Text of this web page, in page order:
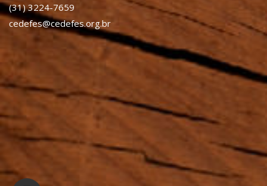
(31) 3224-7659
cedefes@cedefes.org.br